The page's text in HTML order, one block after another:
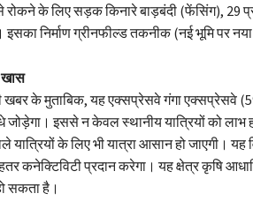
के लिए सड़क किनारे बाड़बंदी (फेंसिंग), 29
इसका निर्माण ग्रीनफील्ड तकनीक (नई भूमि पर
खबर के मुताबिक, यह एक्सप्रेसवे गंगा
इससे न केवल स्थानीय यात्रियों को लाभ
यात्रियों के लिए भी यात्रा आसान हो जाएगी।
कनेक्टिविटी प्रदान करेगा। यह क्षेत्र कृषि
सकता है।